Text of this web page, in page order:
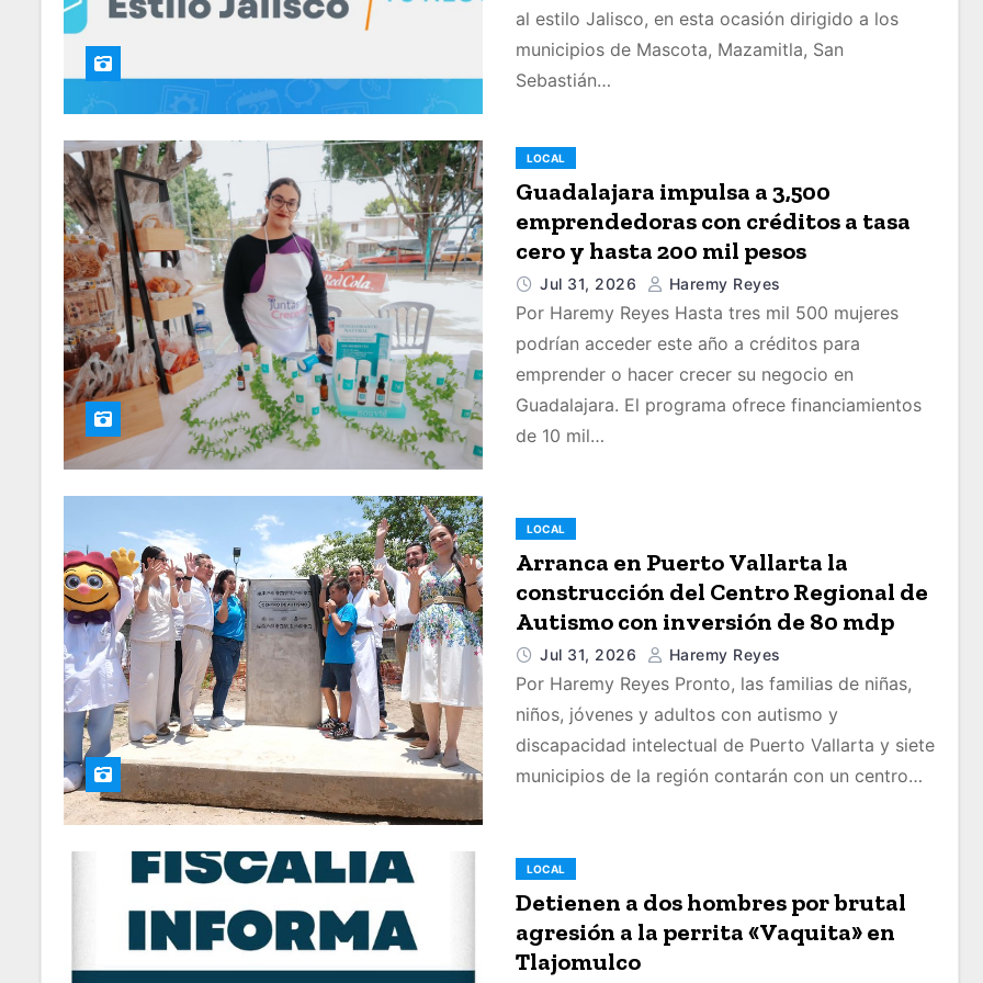
al estilo Jalisco, en esta ocasión dirigido a los
municipios de Mascota, Mazamitla, San
Sebastián…
LOCAL
Guadalajara impulsa a 3,500
emprendedoras con créditos a tasa
cero y hasta 200 mil pesos
Jul 31, 2026 Haremy Reyes
Por Haremy Reyes Hasta tres mil 500 mujeres
podrían acceder este año a créditos para
emprender o hacer crecer su negocio en
Guadalajara. El programa ofrece financiamientos
de 10 mil…
LOCAL
Arranca en Puerto Vallarta la
construcción del Centro Regional de
Autismo con inversión de 80 mdp
Jul 31, 2026 Haremy Reyes
Por Haremy Reyes Pronto, las familias de niñas,
niños, jóvenes y adultos con autismo y
discapacidad intelectual de Puerto Vallarta y siete
municipios de la región contarán con un centro…
LOCAL
Detienen a dos hombres por brutal
agresión a la perrita «Vaquita» en
Tlajomulco